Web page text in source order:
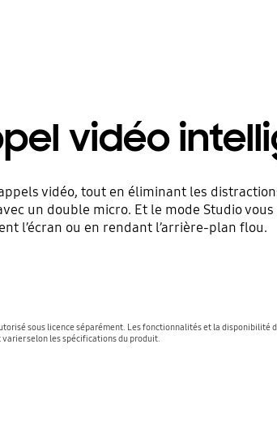
vidéo
vidéo, tout en éliminant les
un double micro. Et le mode Studio
l’écran ou en rendant l’arrière-plan flou.
sous licence séparément. Les fonctionnalités et la disponibilité
selon les spécifications du produit.